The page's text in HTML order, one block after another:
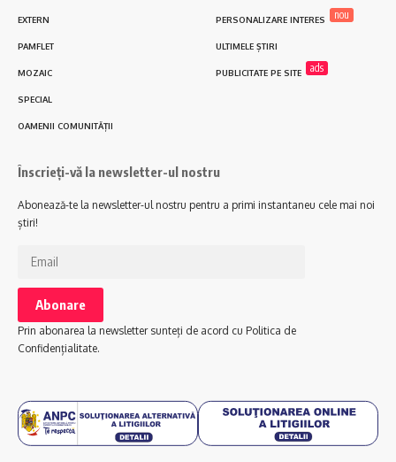
EXTERN
PAMFLET
MOZAIC
SPECIAL
OAMENII COMUNITĂȚII
PERSONALIZARE INTERES nou
ULTIMELE ȘTIRI
PUBLICITATE PE SITE ads
Înscrieți-vă la newsletter-ul nostru
Abonează-te la newsletter-ul nostru pentru a primi instantaneu cele mai noi
știri!
Prin abonarea la newsletter sunteți de acord cu Politica de
Confidențialitate.